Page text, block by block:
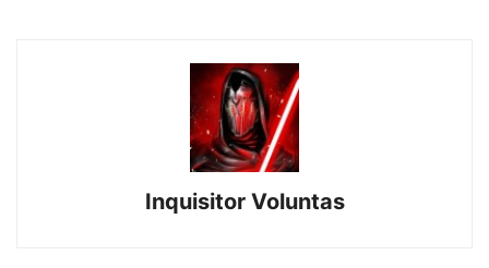
Inquisitor Voluntas